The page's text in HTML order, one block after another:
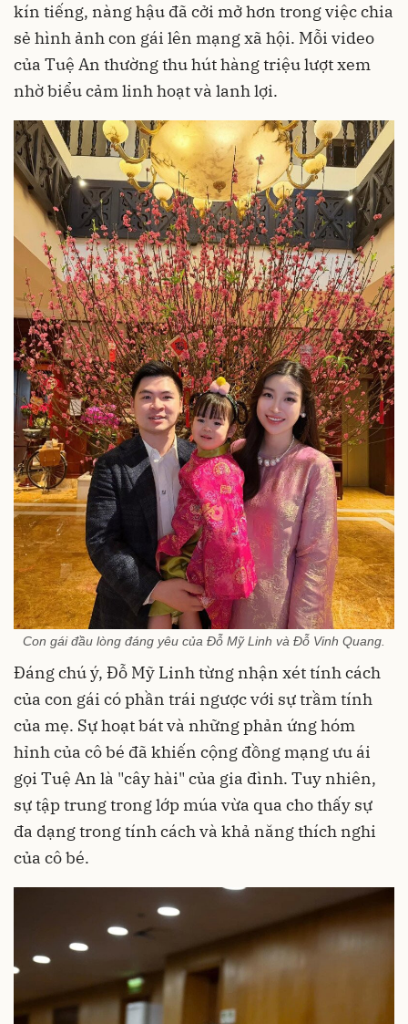
kín tiếng, nàng hậu đã cởi mở hơn trong việc chia
sẻ hình ảnh con gái lên mạng xã hội. Mỗi video
của Tuệ An thường thu hút hàng triệu lượt xem
nhờ biểu cảm linh hoạt và lanh lợi.
Con gái đầu lòng đáng yêu của Đỗ Mỹ Linh và Đỗ Vinh Quang.
Đáng chú ý, Đỗ Mỹ Linh từng nhận xét tính cách
của con gái có phần trái ngược với sự trầm tính
của mẹ. Sự hoạt bát và những phản ứng hóm
hỉnh của cô bé đã khiến cộng đồng mạng ưu ái
gọi Tuệ An là "cây hài" của gia đình. Tuy nhiên,
sự tập trung trong lớp múa vừa qua cho thấy sự
đa dạng trong tính cách và khả năng thích nghi
của cô bé.